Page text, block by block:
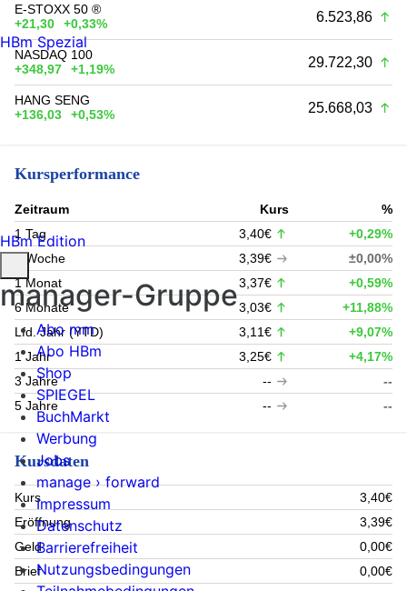
E-STOXX 50 ®
+21,30
+0,33% 6.523,86
NASDAQ 100
+348,97
+1,19% 29.722,30
HANG SENG
+136,03
+0,53% 25.668,03
Kursperformance
Zeitraum Kurs
%
1 Tag
3,40€
+0,29%
1 Woche
3,39€
±0,00%
1 Monat
3,37€
+0,59%
6 Monate
3,03€
+11,88%
Lfd. Jahr (YTD)
3,11€
+9,07%
1 Jahr
3,25€
+4,17%
3 Jahre
--
--
5 Jahre
-- --
Kursdaten
Kurs
3,40€
Eröffnung
3,39€
Geld
0,00€
Brief
0,00€
HBm Spezial
HBm Edition
manager-Gruppe
Abo mm
Abo HBm
Shop
SPIEGEL
BuchMarkt
Werbung
Jobs
manage › forward
Impressum
Datenschutz
Barrierefreiheit
Nutzungsbedingungen